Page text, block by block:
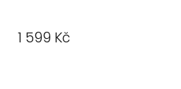
1 599 Kč